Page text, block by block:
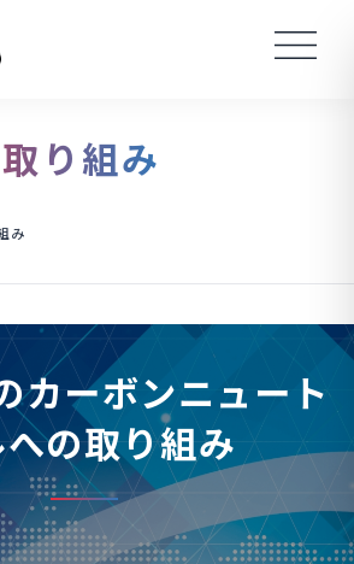
り組み
み
カーボンニュート
の取り組み